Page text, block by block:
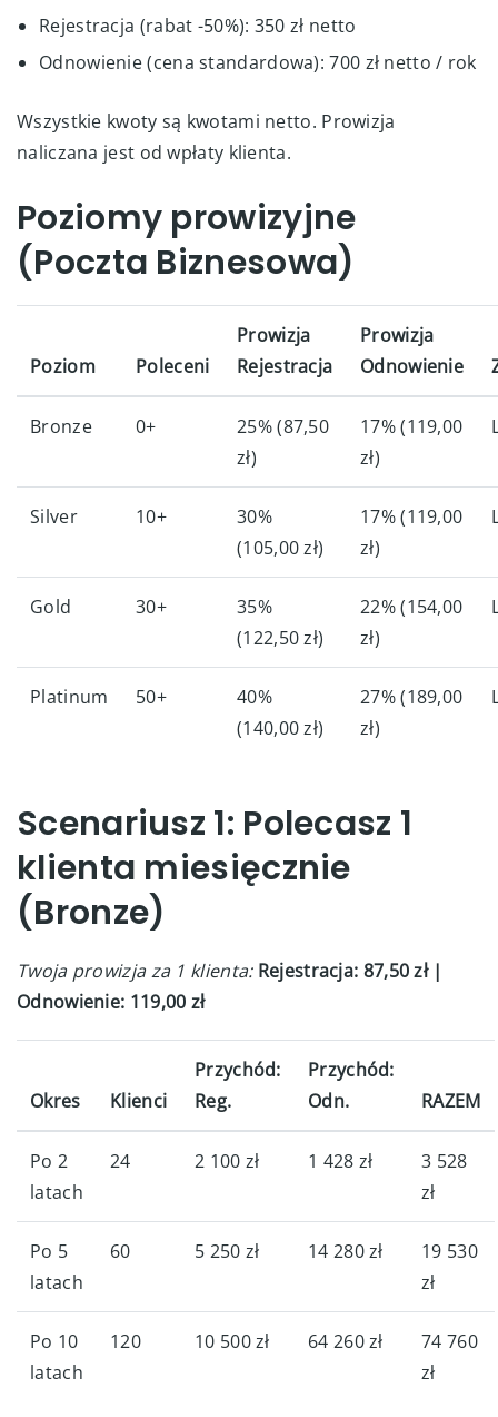
Rejestracja (rabat -50%): 350 zł netto
Odnowienie (cena standardowa): 700 zł netto / rok
Wszystkie kwoty są kwotami netto. Prowizja
naliczana jest od wpłaty klienta.
Poziomy prowizyjne
(Poczta Biznesowa)
Poziom Poleceni
Prowizja
Rejestracja
Prowizja
Odnowienie
Bronze 0+
25% (87,50
zł)
17% (119,00
zł)
Silver 10+
30%
(105,00 zł)
17% (119,00
zł)
Gold 30+
35%
(122,50 zł)
22% (154,00
zł)
Platinum 50+
40%
(140,00 zł)
27% (189,00
zł)
Scenariusz 1: Polecasz 1
klienta miesięcznie
(Bronze)
Twoja prowizja za 1 klienta: Rejestracja: 87,50 zł |
Odnowienie: 119,00 zł
Okres Klienci
Przychód:
Reg.
Przychód:
Odn.
RAZEM
Po 2
latach
24 2 100 zł 1 428 zł
3 528
zł
Po 5
latach
60 5 250 zł 14 280 zł
19 530
zł
Po 10
latach
120 10 500 zł 64 260 zł
74 760
zł